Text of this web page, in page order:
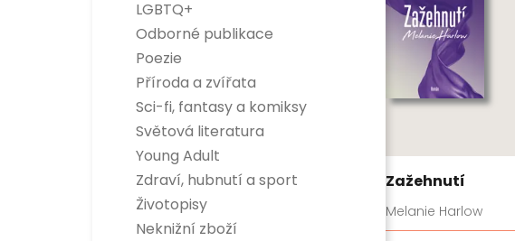
LGBTQ+
Odborné publikace
Esoterika a duchovní svět
Dítě, rodina a vztahy
Encyklopedie
Hobby
Osobnosti
Rozvoj osobnosti
Business a management
Populárně naučné
Historie
Poezie
Příroda a zvířata
Sci-fi, fantasy a komiksy
Sci-fi
Fantasy
Komiksy
Verneovky
Gamebooky
Manga
Světová literatura
Divadelní hry
Světová beletrie
Young Adult
Zdraví, hubnutí a sport
Sport
Zdraví a hubnutí
Životopisy
Neknižní zboží
Zažehnutí
Melanie Harlow